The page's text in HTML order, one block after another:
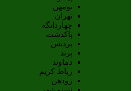
بومهن
تهران
چهاردانگه
پاکدشت
پردیس
پرند
دماوند
رباط کریم
رودهن